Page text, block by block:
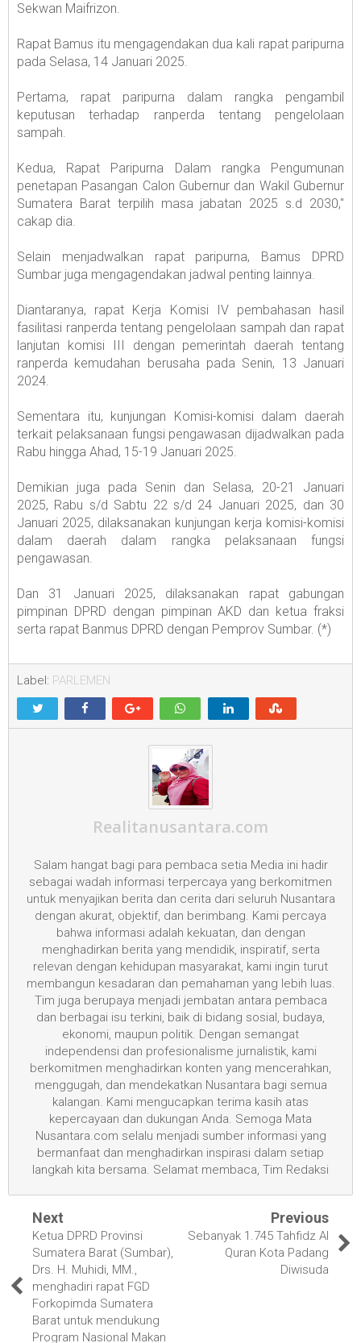
Sekwan Maifrizon.
Rapat Bamus itu mengagendakan dua kali rapat paripurna
pada Selasa, 14 Januari 2025.
Pertama, rapat paripurna dalam rangka pengambil
keputusan terhadap ranperda tentang pengelolaan
sampah.
Kedua, Rapat Paripurna Dalam rangka Pengumunan
penetapan Pasangan Calon Gubernur dan Wakil Gubernur
Sumatera Barat terpilih masa jabatan 2025 s.d 2030,"
cakap dia.
Selain menjadwalkan rapat paripurna, Bamus DPRD
Sumbar juga mengagendakan jadwal penting lainnya.
Diantaranya, rapat Kerja Komisi IV pembahasan hasil
fasilitasi ranperda tentang pengelolaan sampah dan rapat
lanjutan komisi III dengan pemerintah daerah tentang
ranperda kemudahan berusaha pada Senin, 13 Januari
2024.
Sementara itu, kunjungan Komisi-komisi dalam daerah
terkait pelaksanaan fungsi pengawasan dijadwalkan pada
Rabu hingga Ahad, 15-19 Januari 2025.
Demikian juga pada Senin dan Selasa, 20-21 Januari
2025, Rabu s/d Sabtu 22 s/d 24 Januari 2025, dan 30
Januari 2025, dilaksanakan kunjungan kerja komisi-komisi
dalam daerah dalam rangka pelaksanaan fungsi
pengawasan.
Dan 31 Januari 2025, dilaksanakan rapat gabungan
pimpinan DPRD dengan pimpinan AKD dan ketua fraksi
serta rapat Banmus DPRD dengan Pemprov Sumbar. (*)
Label: PARLEMEN
Realitanusantara.com
Salam hangat bagi para pembaca setia Media ini hadir
sebagai wadah informasi terpercaya yang berkomitmen
untuk menyajikan berita dan cerita dari seluruh Nusantara
dengan akurat, objektif, dan berimbang. Kami percaya
bahwa informasi adalah kekuatan, dan dengan
menghadirkan berita yang mendidik, inspiratif, serta
relevan dengan kehidupan masyarakat, kami ingin turut
membangun kesadaran dan pemahaman yang lebih luas.
Tim juga berupaya menjadi jembatan antara pembaca
dan berbagai isu terkini, baik di bidang sosial, budaya,
ekonomi, maupun politik. Dengan semangat
independensi dan profesionalisme jurnalistik, kami
berkomitmen menghadirkan konten yang mencerahkan,
menggugah, dan mendekatkan Nusantara bagi semua
kalangan. Kami mengucapkan terima kasih atas
kepercayaan dan dukungan Anda. Semoga Mata
Nusantara.com selalu menjadi sumber informasi yang
bermanfaat dan menghadirkan inspirasi dalam setiap
langkah kita bersama. Selamat membaca, Tim Redaksi
Next
Ketua DPRD Provinsi
Sumatera Barat (Sumbar),
Drs. H. Muhidi, MM.,
menghadiri rapat FGD
Forkopimda Sumatera
Barat untuk mendukung
Program Nasional Makan
Previous
Sebanyak 1.745 Tahfidz Al
Quran Kota Padang
Diwisuda